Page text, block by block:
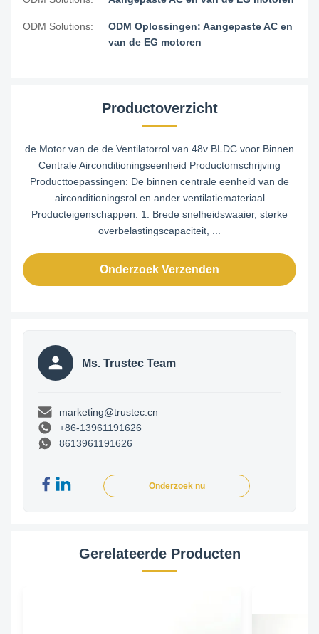
ODM Solutions:
ODM Oplossingen: Aangepaste AC en
van de EG motoren
Productoverzicht
de Motor van de de Ventilatorrol van 48v BLDC voor Binnen
Centrale Airconditioningseenheid Productomschrijving
Producttoepassingen: De binnen centrale eenheid van de
airconditioningsrol en ander ventilatiemateriaal
Producteigenschappen: 1. Brede snelheidswaaier, sterke
overbelastingscapaciteit, ...
Onderzoek Verzenden
Ms. Trustec Team
marketing@trustec.cn
+86-13961191626
8613961191626
Onderzoek nu
Gerelateerde Producten